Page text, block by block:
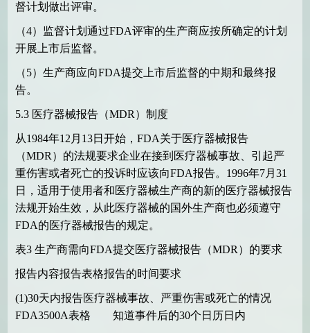
督计划做出评审。
（4）监督计划通过FDA评审的生产商应按所确定的计划
开展上市后监督。
（5）生产商应向FDA提交上市后监督的中期和最终报
告。
5.3 医疗器械报告（MDR ）制度
从1984年12 月 13日开始， FDA关于医疗器械报告
（MDR ）的法规要求企业在接到医疗器械事故、引起严
重伤害或者死亡的投诉时应该向FDA报告。 1996年7月 31
日，适用于使用者和医疗器械生产商的新的医疗器械报告
法规开始生效，从此医疗器械的国外生产商也必须遵守
FDA的医疗器械报告的规定。
表3 生产商需向FDA提交医疗器械报告（MDR ）的要求
报告内容报告表格报告的时间要求
(1)30天内报告医疗器械事故、严重伤害或死亡的情况
FDA3500A表格 知道事件后的30个日历日内